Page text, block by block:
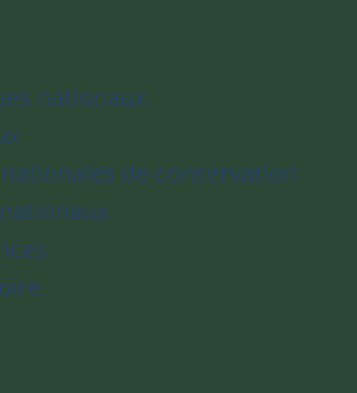
nationaux
de conservation